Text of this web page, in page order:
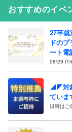
おすすめのイベ
27卒
ドの
ート電
08/29
◢◤対
ていま
日時はご